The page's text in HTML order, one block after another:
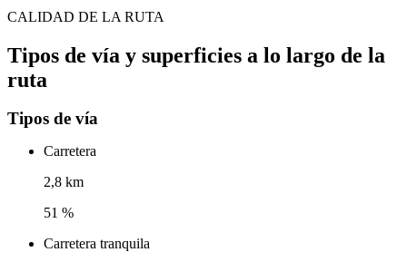
CALIDAD DE LA RUTA
Tipos de vía y superficies a lo largo de la
ruta
Tipos de vía
Carretera
2,8 km
51 %
Carretera tranquila